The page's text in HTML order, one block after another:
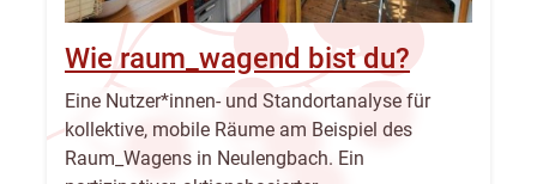
Wie raum_wagend bist du?
Eine Nutzer*innen- und Standortanalyse für
kollektive, mobile Räume am Beispiel des
Raum_Wagens in Neulengbach. Ein